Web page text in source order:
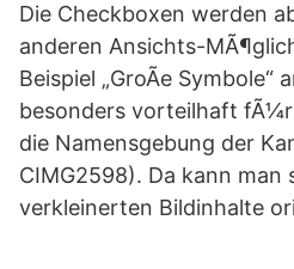
Die Checkboxen werden
anderen Ansichts-
Beispiel „GroÃe Symbole“
besonders vorteilhaft
die Namensgebung der
CIMG2598). Da kann man
verkleinerten Bildinhalte